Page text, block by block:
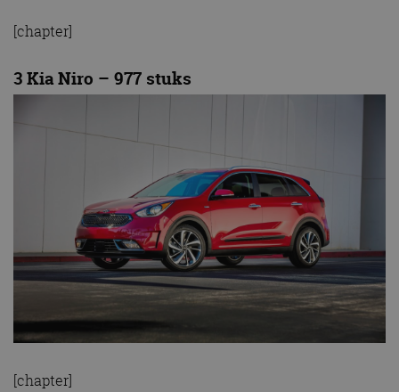
[chapter]
3 Kia Niro – 977 stuks
[chapter]